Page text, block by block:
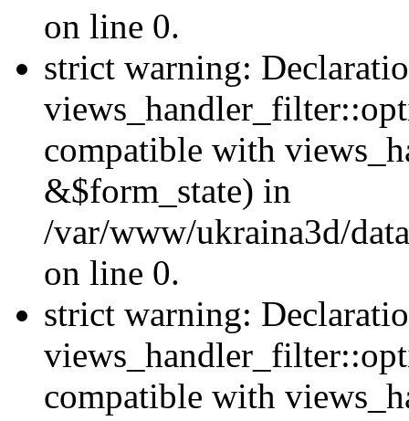
on line 0.
strict warning:
compatible with
&$form_state) in
/var/www/ukraina3d/
on line 0.
strict warning:
compatible with